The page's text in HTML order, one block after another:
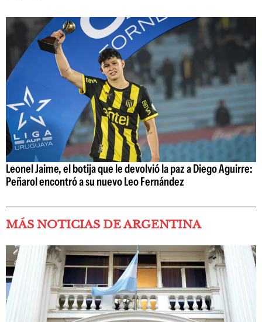
Leonel Jaime, el botija que le devolvió la paz a Diego Aguirre:
Peñarol encontró a su nuevo Leo Fernández
MÁS NOTICIAS DE ARGENTINA